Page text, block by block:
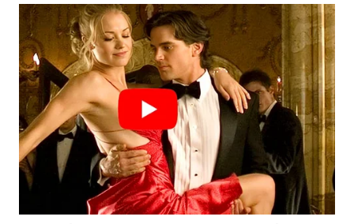
WN
KALTIM
WN
SULSEL
WN
GORONTALO
SULUT